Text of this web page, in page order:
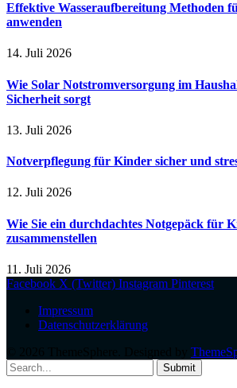
Effektive Wasseraufbereitung Methoden
anwenden
14. Juli 2026
Wie Solar Notstromversorgung im
Sicherheit sorgt
13. Juli 2026
Notverpflegung für Kinder sicher und
12. Juli 2026
Wie Sie ein durchdachtes Notgepäck für
zusammenstellen
11. Juli 2026
Facebook X (Twitter) Instagram Pinterest
Impressum
Datenschutzerklärung
Submit